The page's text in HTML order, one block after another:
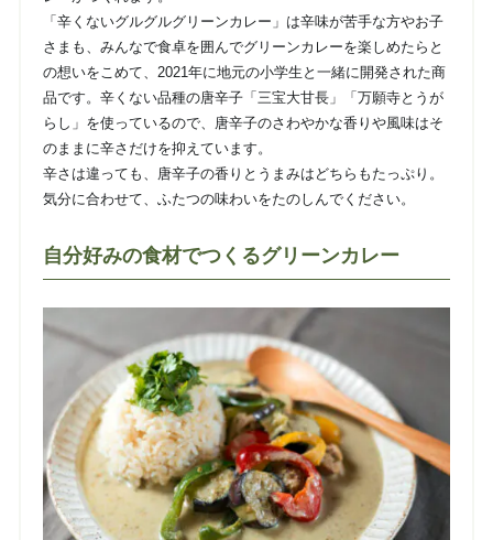
「辛くないグルグルグリーンカレー」は辛味が苦手な方やお子
さまも、みんなで食卓を囲んでグリーンカレーを楽しめたらと
の想いをこめて、2021年に地元の小学生と一緒に開発された商
品です。辛くない品種の唐辛子「三宝大甘長」「万願寺とうが
らし」を使っているので、唐辛子のさわやかな香りや風味はそ
のままに辛さだけを抑えています。
辛さは違っても、唐辛子の香りとうまみはどちらもたっぷり。
気分に合わせて、ふたつの味わいをたのしんでください。
自分好みの食材でつくるグリーンカレー